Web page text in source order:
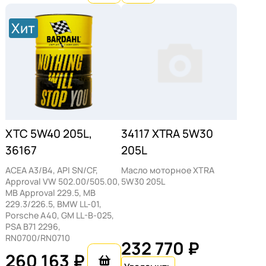
Присутствие специальных присадок,
разработанных для защиты сажевых
фильтров, гарантирует их
бесперебойную работу, предотвращая
преждевременную закупорку.
Масло Bardahl XTRA 5W-30 не только
обеспечивает надежную защиту, но и
способствует улучшению
эксплуатационных характеристик ДВС.
Многие владельцы автомобилей
отмечают более плавную работу мотора,
снижение шума и вибрации после
перехода на это масло.
Рекомендации по
Хит
XTC 5W40 205L,
36167
ACEA A3/B4, API SN/CF,
Approval VW 502.00/505.00,
MB Approval 229.5, MB
229.3/226.5, BMW LL-01,
Porsche A40, GM LL-B-025,
PSA B71 2296,
RN0700/RN0710
260 163 ₽
34117 ХTRA 5W30
205L
Масло моторное ХTRA
5W30 205L
232 770 ₽